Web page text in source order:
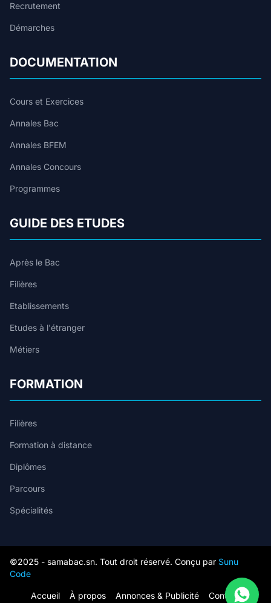
Recrutement
Démarches
DOCUMENTATION
Cours et Exercices
Annales Bac
Annales BFEM
Annales Concours
Programmes
GUIDE DES ETUDES
Après le Bac
Filières
Etablissements
Etudes à l'étranger
Métiers
FORMATION
Filières
Formation à distance
Diplômes
Parcours
Spécialités
©2025 - samabac.sn. Tout droit réservé. Conçu par Sunu
Code
Accueil À propos Annonces & Publicité
Contact